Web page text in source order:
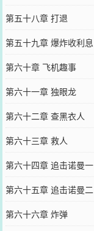
第五十八章 打退
第五十九章 爆炸收利息
第六十章 飞机趣事
第六十一章 独眼龙
第六十二章 查黑衣人
第六十三章 救人
第六十四章 追击诺曼一
第六十五章 追击诺曼二
第六十六章 炸弹